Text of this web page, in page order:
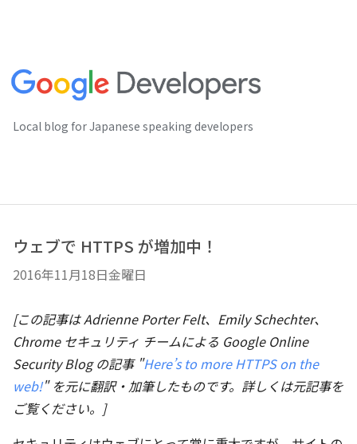
Local blog for Japanese speaking developers
ウェブで HTTPS が増加中！
2016年11月18日金曜日
[この記事は Adrienne Porter Felt、Emily Schechter、
Chrome セキュリティ チームによる Google Online
Security Blog の記事 "Here’s to more HTTPS on the
web!" を元に翻訳・加筆したものです。詳しくは元記事を
ご覧ください。]